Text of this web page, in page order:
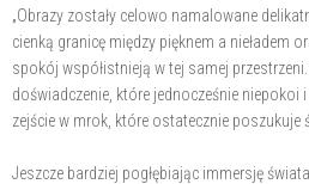
„Obrazy zostały celowo namalowane
cienką granicę między pięknem a nieładem
spokój współistnieją w tej samej
doświadczenie, które jednocześnie niepokoi
zejście w mrok, które ostatecznie poszukuje
Jeszcze bardziej pogłębiając immersję